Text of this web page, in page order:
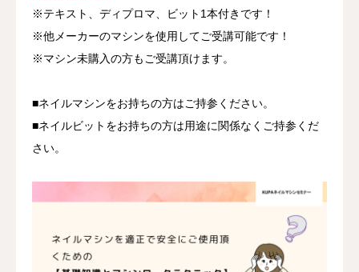
※テキスト、ディプロマ、ビット1本付きです！
※他メーカーのマシンを使用してご受講可能です！
※マシン未購入の方もご受講頂けます。
■ネイルマシンをお持ちの方はご持参ください。
■ネイルビットをお持ちの方は用途に関係なくご持参くだ
さい。